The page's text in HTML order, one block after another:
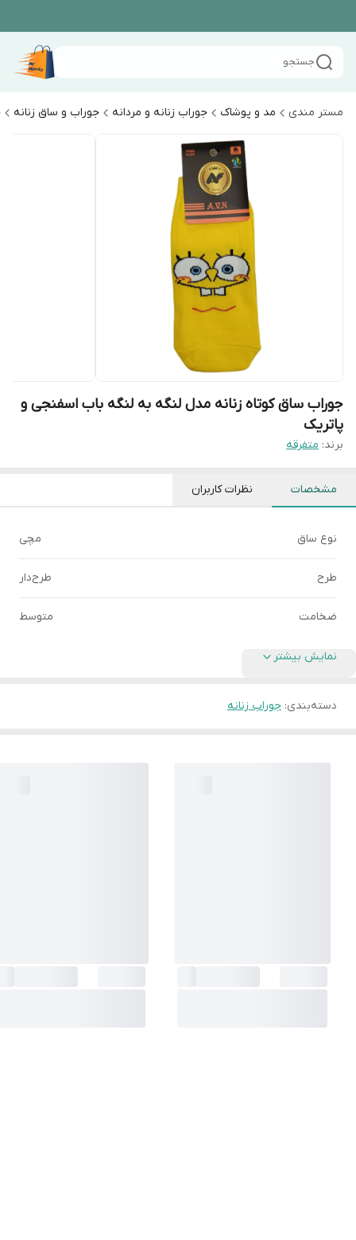
جستجو
مستر مندی مد و پوشاک جوراب زنانه و مردانه جوراب و ساق زنانه
جوراب ساق کوتاه زنانه مدل لنگه به لنگه باب اسفنجی و
پاتریک
برند: متفرقه
مشخصات نظرات کاربران
نوع ساق مچی
طرح طرح‌دار
ضخامت متوسط
نمایش بیشتر
دسته‌بندی: جوراب زنانه